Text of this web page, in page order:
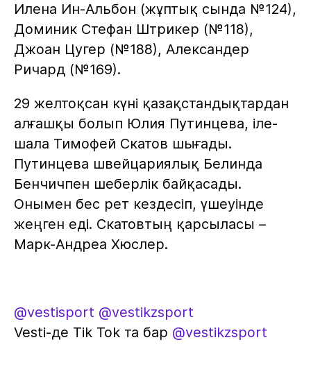
Илена Ин-Альбон (жұптық сында №124),
Доминик Стефан Штрикер (№118),
Джоан Цугер (№188), Александер
Ричард (№169).
29 желтоқсан күні қазақстандықтардан
алғашқы болып Юлия Путинцева, іле-
шала Тимофей Скатов шығады.
Путинцева швейцариялық Белинда
Бенчичпен шеберлік байқасады.
Онымен бес рет кездесіп, үшеуінде
жеңген еді. Скатовтың қарсыласы –
Марк-Андреа Хюслер.
@vestisport @vestikzsport
Vesti-де Tik Tok та бар @vestikzsport